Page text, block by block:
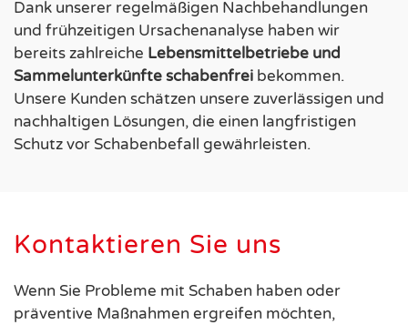
Dank unserer regelmäßigen Nachbehandlungen
und frühzeitigen Ursachenanalyse haben wir
bereits zahlreiche Lebensmittelbetriebe und
Sammelunterkünfte schabenfrei bekommen.
Unsere Kunden schätzen unsere zuverlässigen und
nachhaltigen Lösungen, die einen langfristigen
Schutz vor Schabenbefall gewährleisten.
Kontaktieren Sie uns
Wenn Sie Probleme mit Schaben haben oder
präventive Maßnahmen ergreifen möchten,